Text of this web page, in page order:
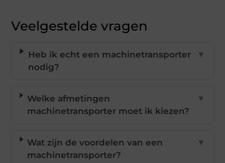
Veelgestelde vragen
Heb ik echt een machinetransporter
nodig?
▼
Welke afmetingen
machinetransporter moet ik kiezen?
▼
Wat zijn de voordelen van een
machinetransporter?
▼